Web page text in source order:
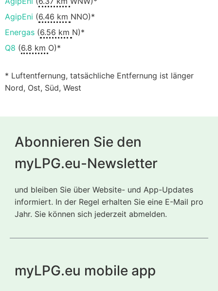
AgipEni (6.46 km NNO)*
Energas (6.56 km N)*
Q8 (6.8 km O)*
* Luftentfernung, tatsächliche Entfernung ist länger
Nord, Ost, Süd, West
Abonnieren Sie den
myLPG.eu-Newsletter
und bleiben Sie über Website- und App-Updates
informiert. In der Regel erhalten Sie eine E-Mail pro
Jahr. Sie können sich jederzeit abmelden.
myLPG.eu mobile app